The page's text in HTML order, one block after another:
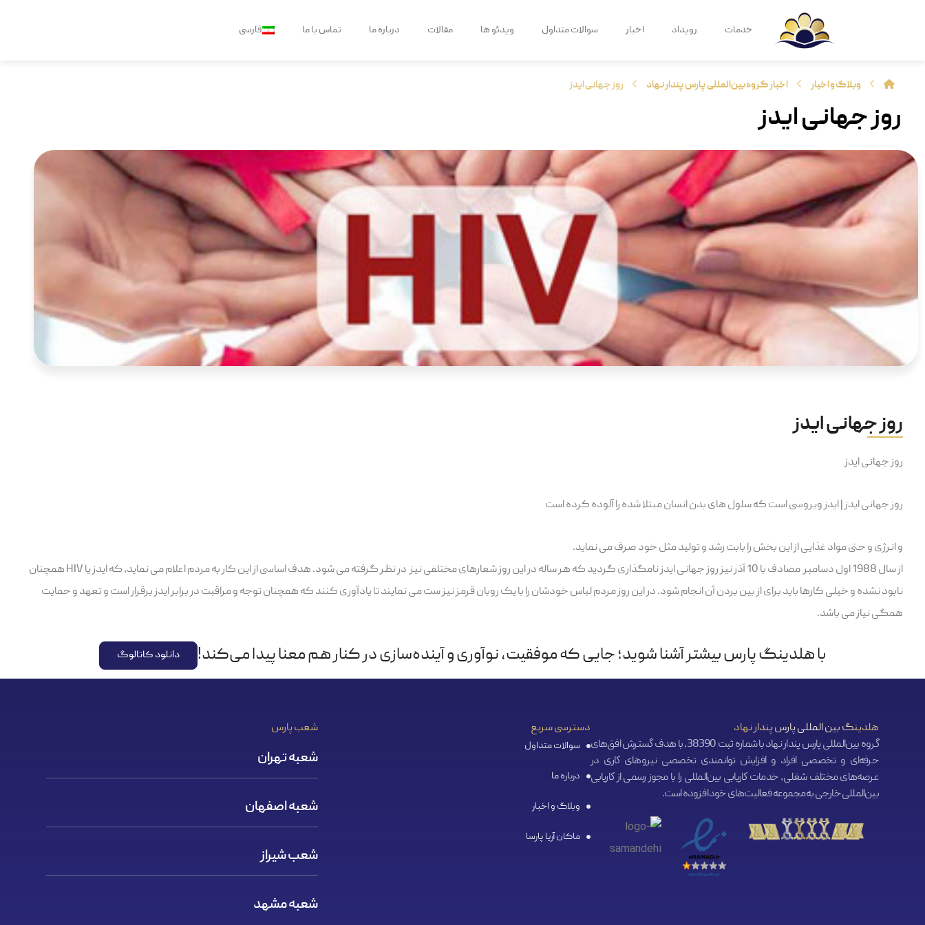
خدمات رویداد اخبار سوالات متداول ویدئو ها مقالات درباره ما تماس با ما فارسی
وبلاگ و اخبار اخبار گروه بین‌المللی پارس پندار نهاد روز جهانی ایدز
روز جهانی ایدز
روز جهانی ایدز
روز جهانی ایدز
روز جهانی ایدز | ایدز ویروسی است که سلول های بدن انسان مبتلا شده را آلوده کرده است
و انرژی و حتی مواد غذایی از این بخش را بابت رشد و تولید مثل خود صرف می نماید.
از سال 1988 اول دسامبر مصادف با 10 آذر نیز روز جهانی ایدز نامگذاری گردید که هر ساله در این روز شعارهای مختلفی نیز در نظر گرفته می شود. هدف اساسی از این کار به مردم اعلام می نماید، که ایدز یا HIV همچنان
نابود نشده و خیلی کارها باید برای از بین بردن آن انجام شود. در این روز مردم لباس خودشان را با یک روبان قرمز نیز ست می نمایند تا یادآوری کنند که همچنان توجه و مراقبت در برابر ایدز برقرار است و تعهد و حمایت
همگی نیاز می باشد.
با هلدینگ پارس بیشتر آشنا شوید؛ جایی که موفقیت، نوآوری و آینده‌سازی در کنار هم معنا پیدا می‌کند! دانلود کاتالوگ
هلدینگ بین المللی پارس پندار نهاد
گروه بین‌المللی پارس پندار نهاد با شماره ثبت 38390، با هدف گسترش افق‌‌های
حرفه‌ای و تخصصی افراد و افزایش توانمندی تخصصی نیروهای کاری در
عرصه‌های مختلف شغلی، خدمات کاریابی بین‌المللی را با مجوز رسمی از کاریابی
بین‌المللی خارجی به مجموعه فعالیت‌های خود افزوده است.
دسترسی سریع
سوالات متداول
درباره ما
وبلاگ و اخبار
ماکان آریا پارسا
شعب پارس
شعبه تهران
شعبه اصفهان
شعب شیراز
شعبه مشهد